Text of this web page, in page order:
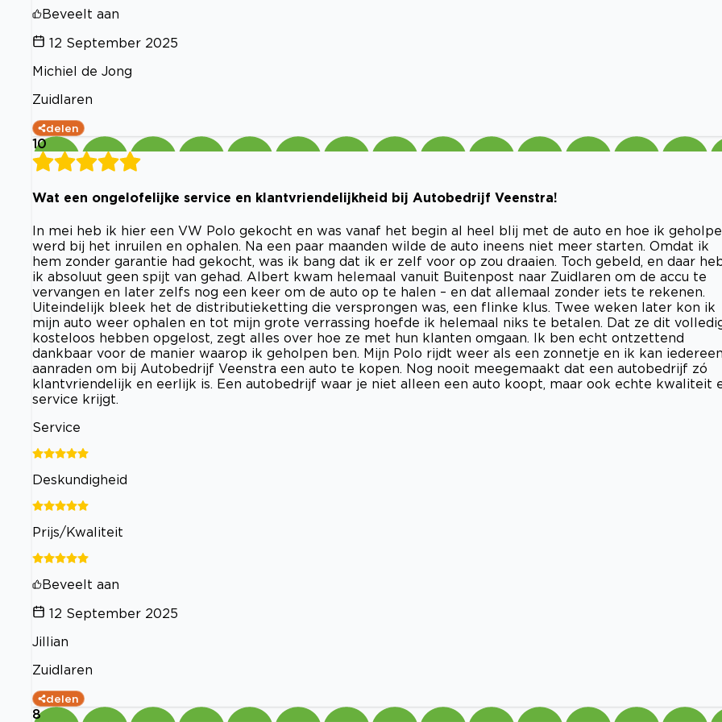
Beveelt aan
12 September 2025
Michiel de Jong
Zuidlaren
delen
10
Wat een ongelofelijke service en klantvriendelijkheid bij Autobedrijf Veenstra!
In mei heb ik hier een VW Polo gekocht en was vanaf het begin al heel blij met de auto en hoe ik
werd bij het inruilen en ophalen. Na een paar maanden wilde de auto ineens niet meer starten. Omdat ik
hem zonder garantie had gekocht, was ik bang dat ik er zelf voor op zou draaien. Toch gebeld, en daar
ik absoluut geen spijt van gehad. Albert kwam helemaal vanuit Buitenpost naar Zuidlaren om de accu te
vervangen en later zelfs nog een keer om de auto op te halen – en dat allemaal zonder iets te rekenen.
Uiteindelijk bleek het de distributieketting die versprongen was, een flinke klus. Twee weken later kon ik
mijn auto weer ophalen en tot mijn grote verrassing hoefde ik helemaal niks te betalen. Dat ze dit
kosteloos hebben opgelost, zegt alles over hoe ze met hun klanten omgaan. Ik ben echt ontzettend
dankbaar voor de manier waarop ik geholpen ben. Mijn Polo rijdt weer als een zonnetje en ik kan
aanraden om bij Autobedrijf Veenstra een auto te kopen. Nog nooit meegemaakt dat een autobedrijf zó
klantvriendelijk en eerlijk is. Een autobedrijf waar je niet alleen een auto koopt, maar ook echte kwaliteit
service krijgt.
Service
Deskundigheid
Prijs/Kwaliteit
Beveelt aan
12 September 2025
Jillian
Zuidlaren
delen
8